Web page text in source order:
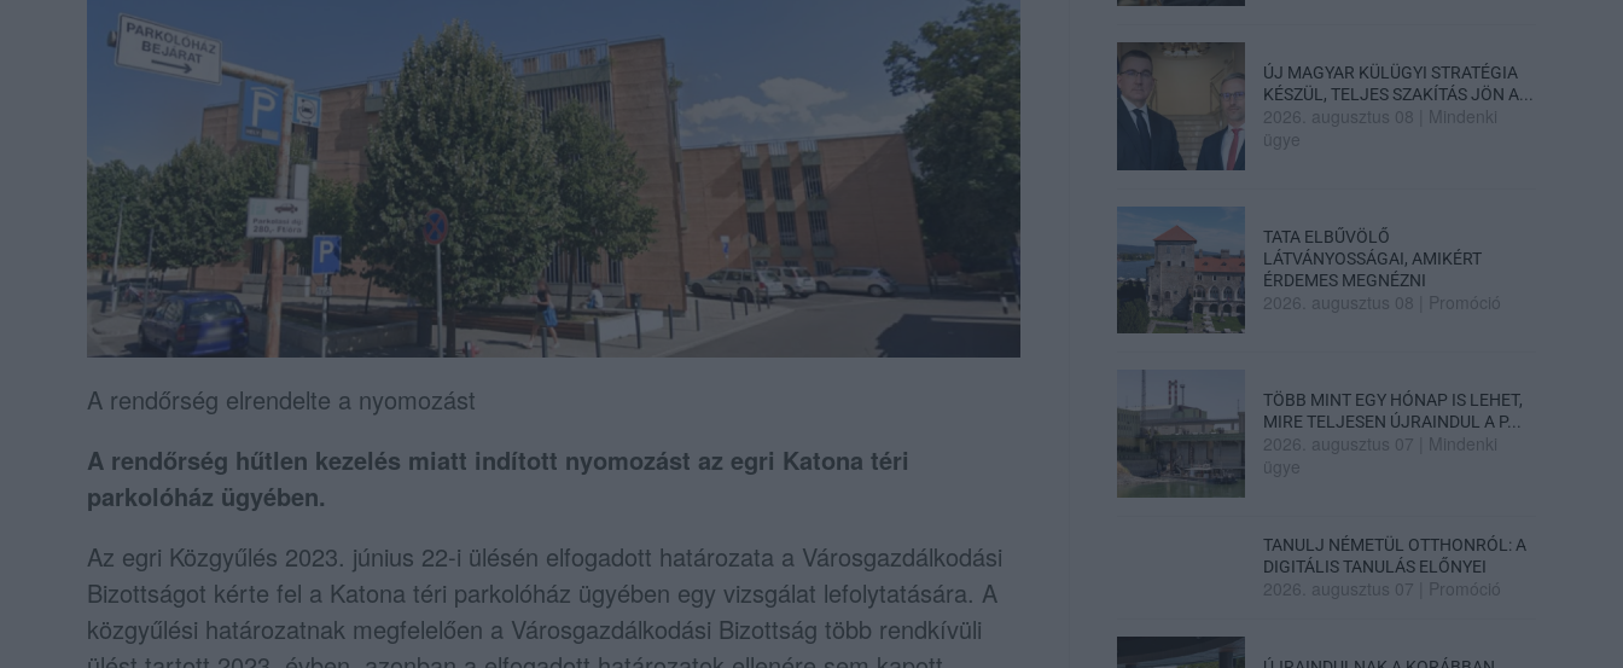
A rendőrség elrendelte a nyomozást
A rendőrség hűtlen kezelés miatt indított nyomozást az egri Katona téri
parkolóház ügyében.
Az egri Közgyűlés 2023. június 22-i ülésén elfogadott határozata a Városgazdálkodási
Bizottságot kérte fel a Katona téri parkolóház ügyében egy vizsgálat lefolytatására. A
közgyűlési határozatnak megfelelően a Városgazdálkodási Bizottság több rendkívüli
ÚJ MAGYAR KÜLÜGYI STRATÉGIA
KÉSZÜL, TELJES SZAKÍTÁS JÖN A...
2026. augusztus 08
Mindenki
ügye
TATA ELBŰVÖLŐ
LÁTVÁNYOSSÁGAI, AMIKÉRT
ÉRDEMES MEGNÉZNI
2026. augusztus 08 Promóció
TÖBB MINT EGY HÓNAP IS LEHET,
MIRE TELJESEN ÚJRAINDUL A P...
2026. augusztus 07
Mindenki
ügye
TANULJ NÉMETÜL OTTHONRÓL: A
DIGITÁLIS TANULÁS ELŐNYEI
2026. augusztus 07 Promóció